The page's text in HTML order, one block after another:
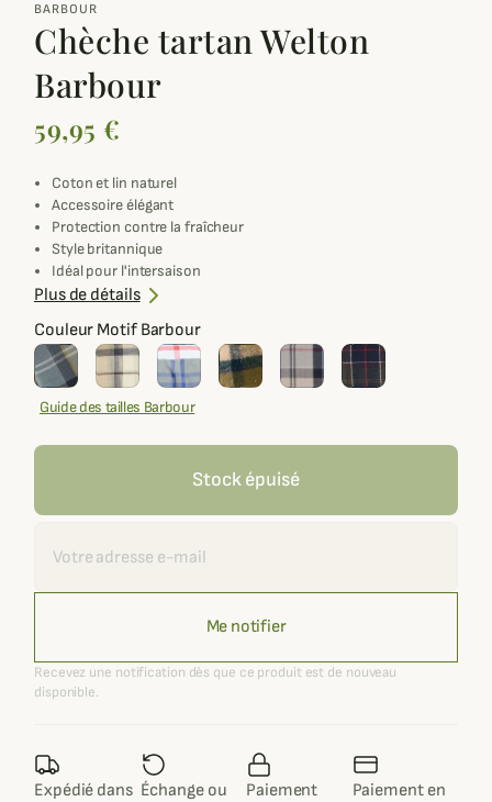
BARBOUR
Chèche tartan Welton
Barbour
59,95 €
Coton et lin naturel
Accessoire élégant
Protection contre la fraîcheur
Style britannique
Idéal pour l'intersaison
Fabriqué en coton et lin
Plus de détails
Couleur Motif Barbour
Guide des tailles Barbour
Stock épuisé
Me notifier
Recevez une notification dès que ce produit est de nouveau
disponible.
Expédié dans Échange ou
Paiement
Paiement en